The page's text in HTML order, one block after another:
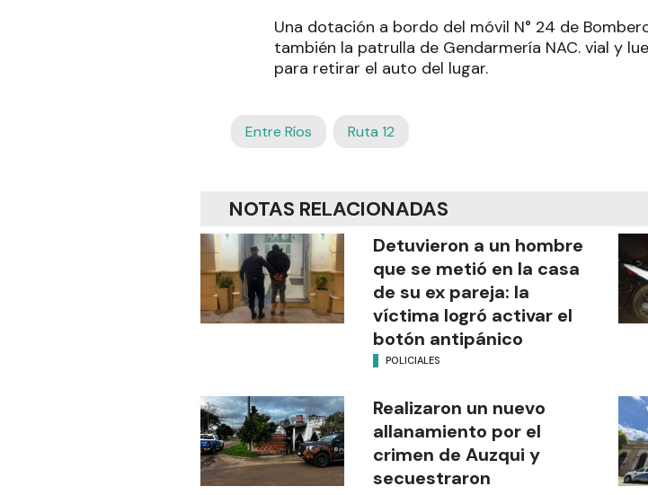
Una dotación a bordo del móvil N° 24 de
también la patrulla de Gendarmería NAC. vial y
para retirar el auto del lugar.
Entre Ríos Ruta 12
NOTAS RELACIONADAS
Detuvieron a un hombre
que se metió en la casa
de su ex pareja: la
víctima logró activar el
botón antipánico
POLICIALES
Realizaron un nuevo
allanamiento por el
crimen de Auzqui y
secuestraron